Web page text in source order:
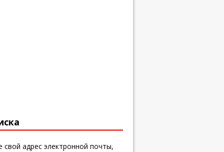
свой адрес электронной почты,